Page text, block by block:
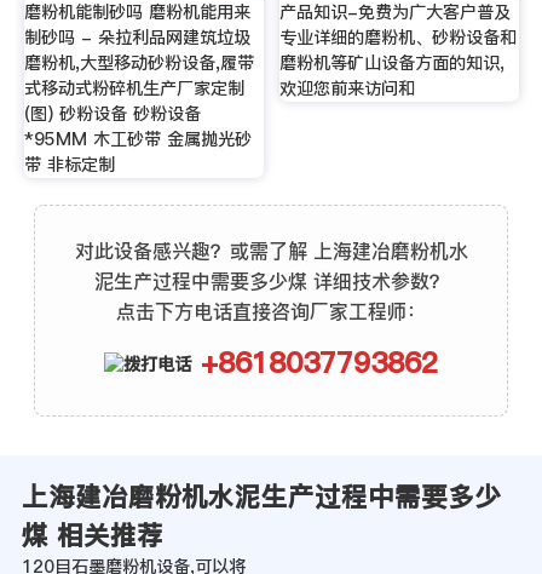
磨粉机能制砂吗 磨粉机能用来
制砂吗 - 朵拉利品网建筑垃圾
磨粉机,大型移动砂粉设备,履带
式移动式粉碎机生产厂家定制
(图) 砂粉设备 砂粉设备
*95MM 木工砂带 金属抛光砂
带 非标定制
产品知识-免费为广大客户普及
专业详细的磨粉机、砂粉设备和
磨粉机等矿山设备方面的知识,
欢迎您前来访问和
对此设备感兴趣？或需了解 上海建冶磨粉机水
泥生产过程中需要多少煤 详细技术参数？
点击下方电话直接咨询厂家工程师：
+8618037793862
上海建冶磨粉机水泥生产过程中需要多少
煤 相关推荐
120目石墨磨粉机设备,可以将